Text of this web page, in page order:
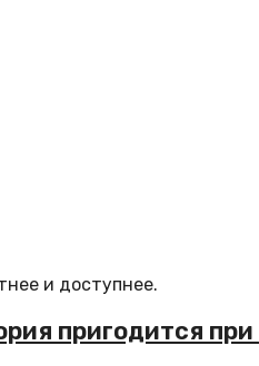
и доступнее.
пригодится